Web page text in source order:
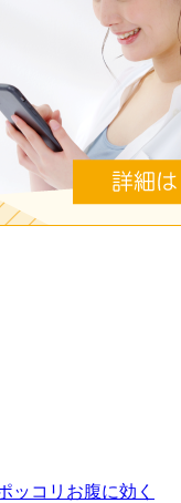
ッコリお腹に効く